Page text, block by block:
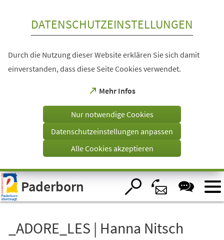
Visuelle
Assistenzsoftware
öffnen.
DATENSCHUTZEINSTELLUNGEN
Durch die Nutzung dieser Website erklären Sie sich damit
einverstanden, dass diese Seite Cookies verwendet.
Mehr Infos
(Öffnet
einem
Tab)
Nur notwendige Cookies
Datenschutzeinstellungen anpassen
Alle Cookies akzeptieren
Paderborn
_ADORE_LES | Hanna Nitsch